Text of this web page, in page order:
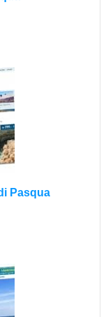
Pasqua